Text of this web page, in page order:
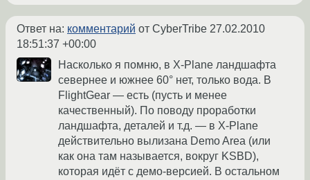
Ответ на: комментарий от CyberTribe 27.02.2010
18:51:37 +00:00
Насколько я помню, в X-Plane ландшафта
севернее и южнее 60° нет, только вода. В
FlightGear — есть (пусть и менее
качественный). По поводу проработки
ландшафта, деталей и т.д. — в X-Plane
действительно вылизана Demo Area (или
как она там называется, вокруг KSBD),
которая идёт с демо-версией. В остальном